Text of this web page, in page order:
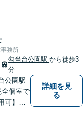
多対
す。
気軽に
務所
勾当台公園駅から徒歩3
分
公園駅
個室で
】ト
詳細を見
る